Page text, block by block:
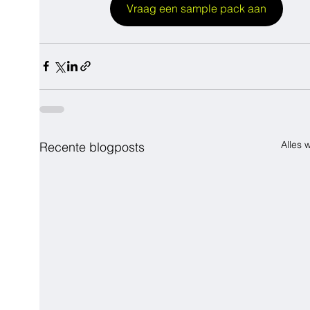
Vraag een sample pack aan
Recente blogposts Alles